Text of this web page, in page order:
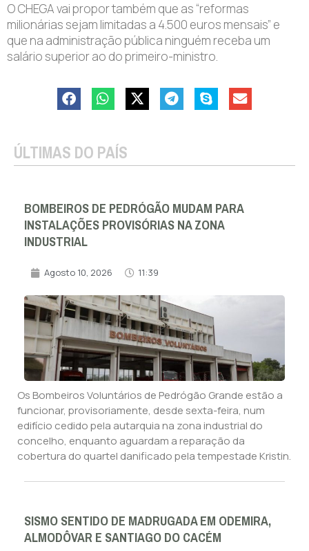
O CHEGA vai propor também que as “reformas
milionárias sejam limitadas a 4.500 euros mensais” e
que na administração pública ninguém receba um
salário superior ao do primeiro-ministro.
ÚLTIMAS DO PAÍS
BOMBEIROS DE PEDRÓGÃO MUDAM PARA
INSTALAÇÕES PROVISÓRIAS NA ZONA
INDUSTRIAL
Agosto 10, 2026 11:39
Os Bombeiros Voluntários de Pedrógão Grande estão a
funcionar, provisoriamente, desde sexta-feira, num
edifício cedido pela autarquia na zona industrial do
concelho, enquanto aguardam a reparação da
cobertura do quartel danificado pela tempestade Kristin.
SISMO SENTIDO DE MADRUGADA EM ODEMIRA,
ALMODÔVAR E SANTIAGO DO CACÉM